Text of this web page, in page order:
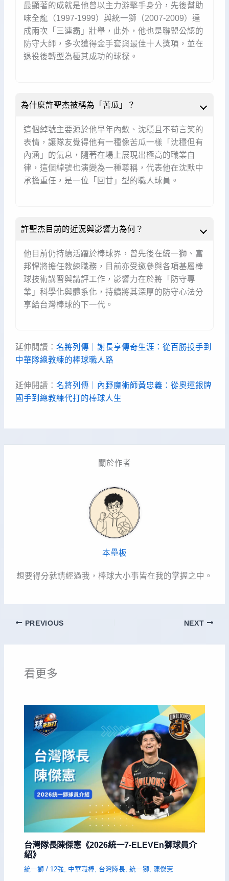
最顯著的成就是他曾以主力游擊手身分，先後幫助
味全龍（1997-1999）與統一獅（2007-2009）達
成兩次「三連霸」壯舉，此外，他也是聯盟公認的
防守大師，多次獲得金手套與最佳十人獎項，並在
退役後轉型為極其成功的球探。
為什麼許聖杰被稱為「苦瓜」？
這個綽號主要源於他早年內斂、沈穩且不苟言笑的
表情，讓隊友覺得他有一種像苦瓜一樣「沈穩但有
內涵」的氣息，隨著在場上展現出極高的職業自
律，這個綽號也演變為一種尊稱，代表他在沈默中
承擔重任，是一位「回甘」型的職人球員。
許聖杰目前的近況與影響力為何？
他目前仍持續活躍於棒球界，曾先後在統一獅、富
邦悍將擔任教練職務，目前亦受邀參與各項基層棒
球技術講習與講評工作，影響力在於將「防守專
業」科學化與體系化，持續將其深厚的防守心法分
享給台灣棒球的下一代。
延伸閱讀： 名將列傳｜謝長亨傳奇生涯：從百勝投手到
中華隊總教練的棒球職人路
延伸閱讀： 名將列傳｜內野魔術師黃忠義：從奧運銀牌
國手到總教練代打的棒球人生
關於作者
本壘板
想要得分就請經過我，棒球大小事皆在我的掌握之中。
PREVIOUS NEXT
看更多
台灣隊長陳傑憲《2026統一7-ELEVEn獅球員介
紹》
統一獅 / 12強, 中華職棒, 台灣隊長,統一獅, 陳傑憲